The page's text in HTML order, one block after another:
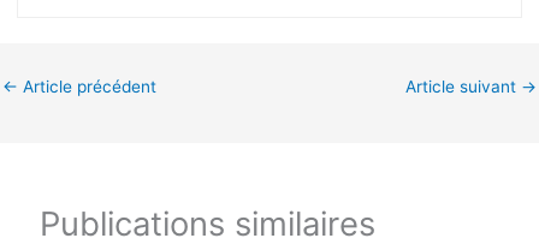
← Article précédent Article suivant →
Publications similaires